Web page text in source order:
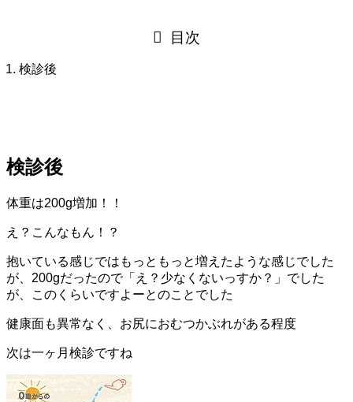
目次
検診後
検診後
体重は200g増加！！
え？こんなもん！？
抱いている感じではもっともっと増えたような感じでした
が、200gだったので「え？少なくないっすか？」でした
が、このくらいですよーとのことでした
健康面も異常なく、お尻におむつかぶれがある程度
次は一ヶ月検診ですね